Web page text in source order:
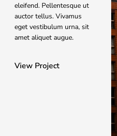
eleifend. Pellentesque ut
auctor tellus. Vivamus
eget vestibulum urna, sit
amet aliquet augue.
View Project